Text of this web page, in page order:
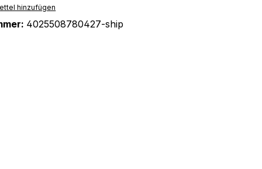
hinzufügen
4025508780427-ship